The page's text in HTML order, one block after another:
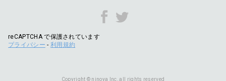
reCAPTCHA で保護されています
プライバシー - 利用規約
Copyright © ninoya Inc, all rights reserved